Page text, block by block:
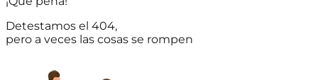
Detestamos el 404,
pero a veces las cosas se rompen